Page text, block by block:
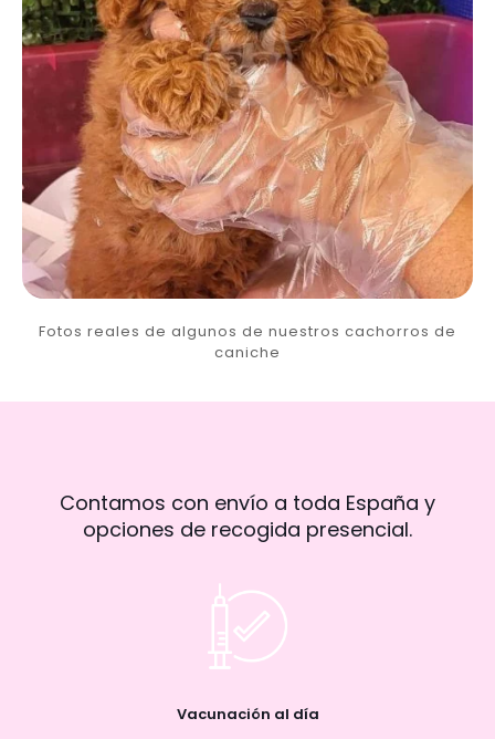
Fotos reales de algunos de nuestros cachorros de
caniche
Contamos con envío a toda España y
opciones de recogida presencial.
Vacunación al día